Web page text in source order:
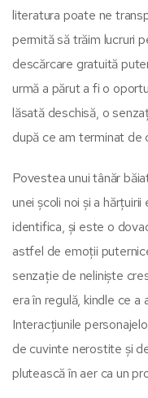
literatura poate ne
permită să trăim lucruri
descărcare gratuită
urmă a părut a fi o
lăsată deschisă, o
după ce am terminat de
Povestea unui tânăr
unei școli noi și a
identifica, și este o
astfel de emoții
senzație de neliniște
era în regulă, kindle ce
Interacțiunile
de cuvinte nerostite și
plutească în aer ca un